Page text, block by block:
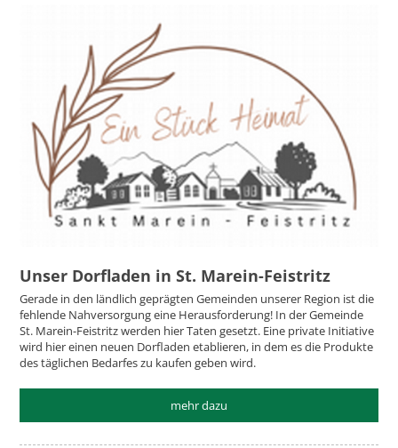
Unser Dorfladen in St. Marein-Feistritz
Gerade in den ländlich geprägten Gemeinden unserer Region ist die
fehlende Nahversorgung eine Herausforderung! In der Gemeinde
St. Marein-Feistritz werden hier Taten gesetzt. Eine private Initiative
wird hier einen neuen Dorfladen etablieren, in dem es die Produkte
des täglichen Bedarfes zu kaufen geben wird.
mehr dazu